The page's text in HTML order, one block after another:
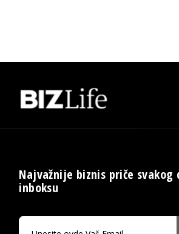
Najvažnije biznis priče svakog
inboksu